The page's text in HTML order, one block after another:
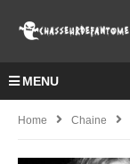
MENU
Home Chaine